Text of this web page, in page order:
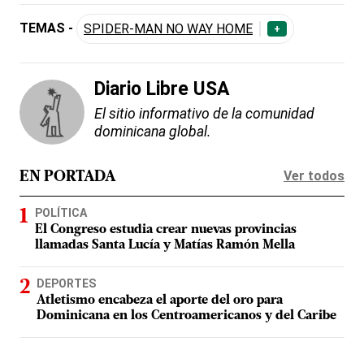
TEMAS - SPIDER-MAN NO WAY HOME +
Diario Libre USA
El sitio informativo de la comunidad
dominicana global.
EN PORTADA Ver todos
POLÍTICA
El Congreso estudia crear nuevas provincias
llamadas Santa Lucía y Matías Ramón Mella
DEPORTES
Atletismo encabeza el aporte del oro para
Dominicana en los Centroamericanos y del Caribe